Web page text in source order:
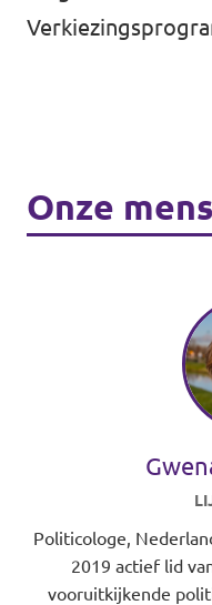
Onze
Politicologe,
2019 actief lid
vooruitkijkende